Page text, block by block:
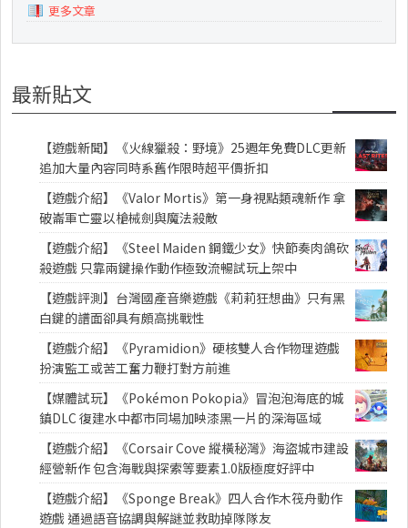
更多文章
最新貼文
【遊戲新聞】《火線獵殺：野境》25週年免費DLC更新
追加大量內容同時系舊作限時超平價折扣
【遊戲介紹】《Valor Mortis》第一身視點類魂新作 拿
破崙軍亡靈以槍械劍與魔法殺敵
【遊戲介紹】《Steel Maiden 鋼鐵少女》快節奏肉鴿砍
殺遊戲 只靠兩鍵操作動作極致流暢試玩上架中
【遊戲評測】台灣國產音樂遊戲《莉莉狂想曲》只有黑
白鍵的譜面卻具有頗高挑戰性
【遊戲介紹】《Pyramidion》硬核雙人合作物理遊戲
扮演監工或苦工奮力鞭打對方前進
【媒體試玩】《Pokémon Pokopia》冒泡泡海底的城
鎮DLC 復建水中都市同場加映漆黑一片的深海區域
【遊戲介紹】《Corsair Cove 縱橫秘灣》海盜城市建設
經營新作 包含海戰與探索等要素1.0版極度好評中
【遊戲介紹】《Sponge Break》四人合作木筏舟動作
遊戲 通過語音協調與解謎並救助掉隊隊友